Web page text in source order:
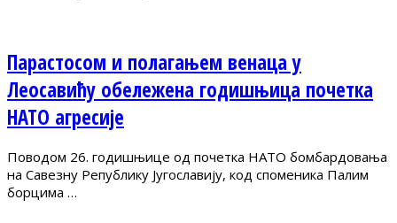
Парастосом и полагањем венаца у
Леосавићу обележена годишњица почетка
НАТО агресије
Поводом 26. годишњице од почетка НАТО бомбардовања
на Савезну Републику Југославију, код споменика Палим
борцима …